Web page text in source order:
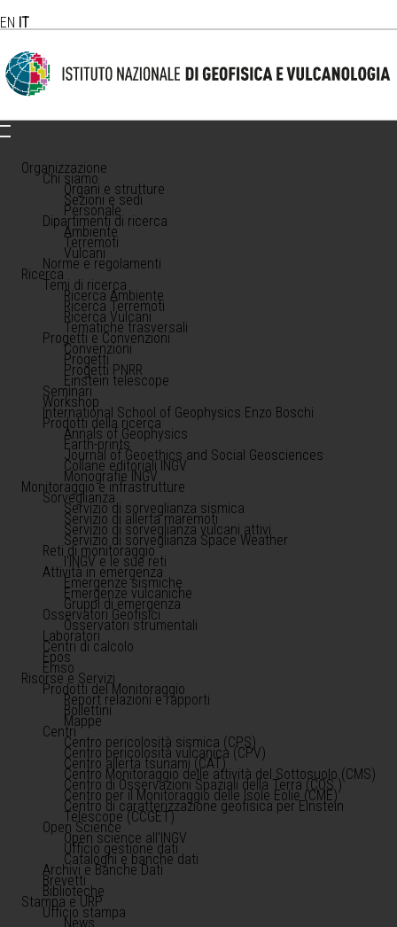
EN IT
Organizzazione
Chi siamo
Organi e strutture
Sezioni e sedi
Personale
Dipartimenti di ricerca
Ambiente
Terremoti
Vulcani
Norme e regolamenti
Ricerca
Temi di ricerca
Ricerca Ambiente
Ricerca Terremoti
Ricerca Vulcani
Tematiche trasversali
Progetti e Convenzioni
Convenzioni
Progetti
Progetti PNRR
Einstein telescope
Seminari
Workshop
International School of Geophysics Enzo Boschi
Prodotti della ricerca
Annals of Geophysics
Earth-prints
Journal of Geoethics and Social Geosciences
Collane editoriali INGV
Monografie INGV
Monitoraggio e infrastrutture
Sorveglianza
Servizio di sorveglianza sismica
Servizio di allerta maremoti
Servizio di sorveglianza vulcani attivi
Servizio di sorveglianza Space Weather
Reti di monitoraggio
l'INGV e le sue reti
Attività in emergenza
Emergenze sismiche
Emergenze vulcaniche
Gruppi di emergenza
Osservatori Geofisici
Osservatori strumentali
Laboratori
Centri di calcolo
Epos
Emso
Risorse e Servizi
Prodotti del Monitoraggio
Report relazioni e rapporti
Bollettini
Mappe
Centri
Centro pericolosità sismica (CPS)
Centro pericolosità vulcanica (CPV)
Centro allerta tsunami (CAT)
Centro Monitoraggio delle attività del Sottosuolo (CMS)
Centro di Osservazioni Spaziali della Terra (COS )
Centro per il Monitoraggio delle Isole Eolie (CME)
Centro di caratterizzazione geofisica per Einstein
Telescope (CCGET)
Open Science
Open science all'INGV
Ufficio gestione dati
Cataloghi e banche dati
Archivi e Banche Dati
Brevetti
Biblioteche
Stampa e URP
Ufficio stampa
News